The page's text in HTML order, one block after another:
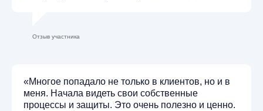
Отзыв участника
«Многое попадало не только в клиентов, но и в
меня. Начала видеть свои собственные
процессы и защиты. Это очень полезно и ценно.